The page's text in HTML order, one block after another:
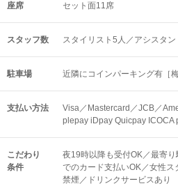
座席 セット面11席
スタッフ数 スタイリスト5人／アシスタン
駐車場 近隣にコインパーキング有［梅
支払い方法
Visa／Mastercard／JCB／
plepay iDpay Quicpay ICOCA
こだわり
条件
夜19時以降も受付OK／最寄
でのカード支払いOK／女性ス
禁煙／ドリンクサービスあり